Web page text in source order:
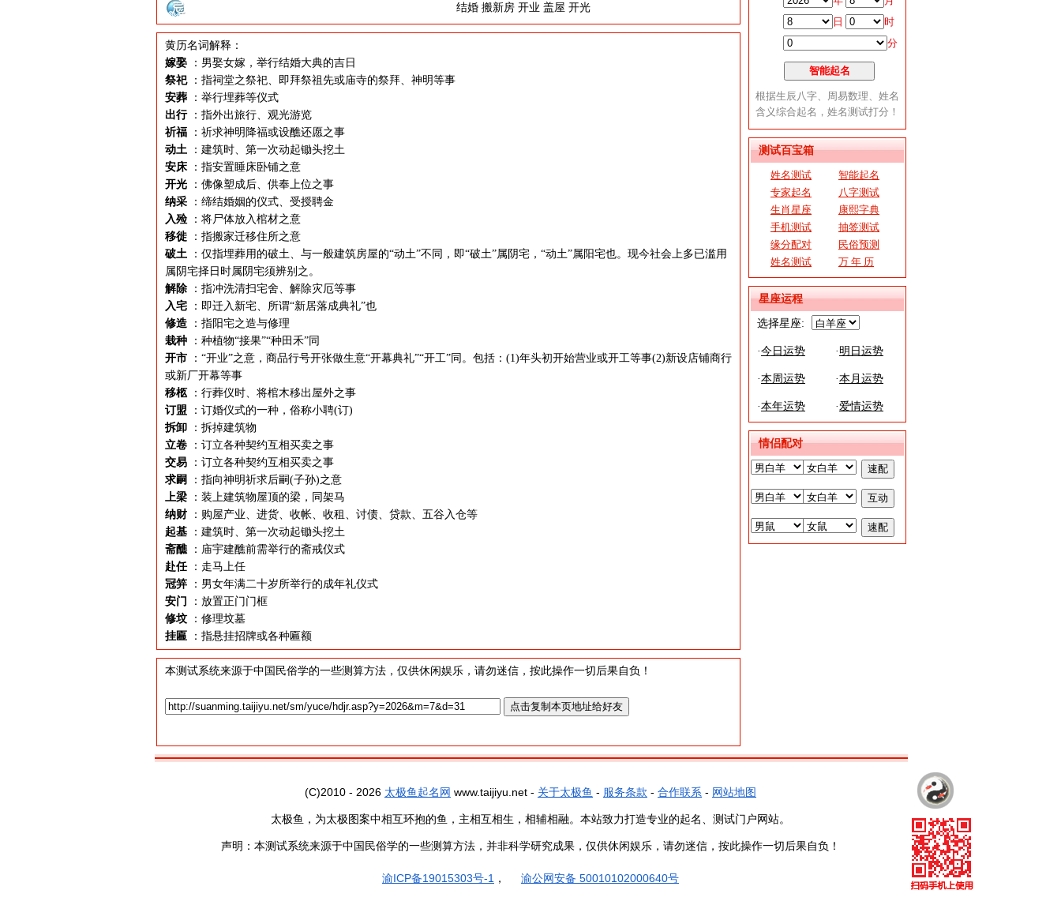
测试百宝箱
姓名测试
智能起名
专家起名
八字测试
生肖星座
康熙字典
手机测试
抽签测试
缘分配对
民俗预测
姓名测试
万 年 历
星座运程
选择星座:
·今日运势 · 明日运势
·本周运势 ·本月运势
·本年运势 ·爱情运势
情侣配对
结婚 搬新房 开业 盖屋 开光
黄历名词解释：
嫁娶
：男娶女嫁，举行结婚大典的吉日
祭祀 ：指祠堂之祭祀、即拜祭祖先或庙寺的祭拜、神明等事
安葬
：举行埋葬等仪式
出行 ：指外出旅行、观光游览
祈福
：祈求神明降福或设醮还愿之事
动土
：建筑时、第一次动起锄头挖土
安床
：指安置睡床卧铺之意
开光
：佛像塑成后、供奉上位之事
纳采
：缔结婚姻的仪式、受授聘金
入殓
：将尸体放入棺材之意
移徙
：指搬家迁移住所之意
破土
：仅指埋葬用的破土、与一般建筑房屋的“动土”不同，即“破土”属阴宅，“动土”属阳宅也。现今社会上多已滥用
属阴宅择日时属阴宅须辨别之。
解除
：指冲洗清扫宅舍、解除灾厄等事
入宅
：即迁入新宅、所谓“新居落成典礼”也
修造
：指阳宅之造与修理
栽种
：种植物“接果”“种田禾”同
开市
：“开业”之意，商品行号开张做生意“开幕典礼”“开工”同。包括：(1)年头初开始营业或开工等事(2)新设店铺商行
或新厂开幕等事
移柩
：行葬仪时、将棺木移出屋外之事
订盟
：订婚仪式的一种，俗称小聘(订)
拆卸
：拆掉建筑物
立卷
：订立各种契约互相买卖之事
交易
：订立各种契约互相买卖之事
求嗣
：指向神明祈求后嗣(子孙)之意
上梁
：装上建筑物屋顶的梁，同架马
纳财
：购屋产业、进货、收帐、收租、讨债、贷款、五谷入仓等
起基
：建筑时、第一次动起锄头挖土
斋醮 ：庙宇建醮前需举行的斋戒仪式
赴任 ：走马上任
冠笄
：男女年满二十岁所举行的成年礼仪式
安门
：放置正门门框
修坟
：修理坟墓
挂匾
：指悬挂招牌或各种匾额
本测试系统来源于中国民俗学的一些测算方法，仅供休闲娱乐，请勿迷信，按此操作一切后果自负！
(C)2010 - 2026 太极鱼起名网 www.taijiyu.net - 关于太极鱼 - 服务条款 - 合作联系 - 网站地图
太极鱼，为太极图案中相互环抱的鱼，主相互相生，相辅相融。本站致力打造专业的起名、测试门户网站。
声明：本测试系统来源于中国民俗学的一些测算方法，并非科学研究成果，仅供休闲娱乐，请勿迷信，按此操作一切后果自负！
渝ICP备19015303号-1 ， 渝公网安备 50010102000640号